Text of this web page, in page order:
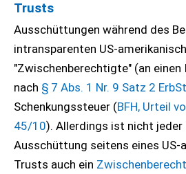
Trusts
Ausschüttungen während des
intransparenten US-
"Zwischenberechtigte" (an einen
nach § 7 Abs. 1 Nr. 9 Satz 2
Schenkungssteuer (BFH, Urteil
45/10). Allerdings ist nicht jeder
Ausschüttung seitens eines US-
Trusts auch ein